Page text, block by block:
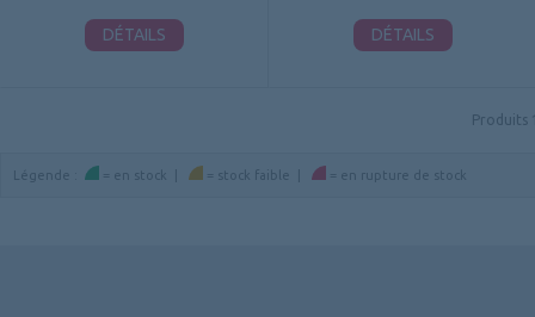
DÉTAILS DÉTAILS
Produits
Légende = en stock = stock faible = en rupture de stock